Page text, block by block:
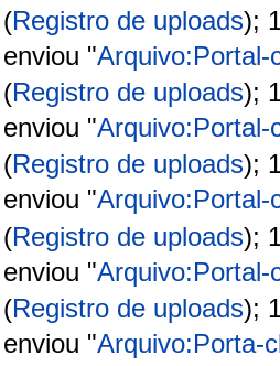
(Registro de uploads);
enviou "Arquivo:Portal-
(Registro de uploads);
enviou "Arquivo:Portal-
(Registro de uploads);
enviou "Arquivo:Portal-
(Registro de uploads);
enviou "Arquivo:Portal-
(Registro de uploads);
enviou "Arquivo:Porta-